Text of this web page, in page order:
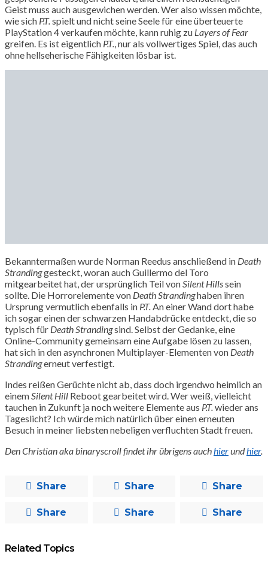
Geist muss auch ausgewichen werden. Wer also wissen möchte,
wie sich P.T. spielt und nicht seine Seele für eine überteuerte
PlayStation 4 verkaufen möchte, kann ruhig zu Layers of Fear
greifen. Es ist eigentlich P.T. , nur als vollwertiges Spiel, das auch
ohne hellseherische Fähigkeiten lösbar ist.
Bekanntermaßen wurde Norman Reedus anschließend in Death
Strandinggesteckt, woran auch Guillermo del Toro
mitgearbeitet hat, der ursprünglich Teil von Silent Hillssein
sollte. Die Horrorelemente von Death Strandinghaben ihren
Ursprung vermutlich ebenfalls in P.T. An einer Wand dort habe
ich sogar einen der schwarzen Handabdrücke entdeckt, die so
typisch für Death Strandingsind. Selbst der Gedanke, eine
Online-Community gemeinsam eine Aufgabe lösen zu lassen,
hat sich in den asynchronen Multiplayer-Elementen von Death
Strandingerneut verfestigt.
Indes reißen Gerüchte nicht ab, dass doch irgendwo heimlich an
einem Silent Hill Reboot gearbeitet wird. Wer weiß, vielleicht
tauchen in Zukunft ja noch weitere Elemente aus P.T. wieder ans
Tageslicht? Ich würde mich natürlich über einen erneuten
Besuch in meiner liebsten nebeligen verfluchten Stadt freuen.
Den Christian aka binaryscroll findet ihr übrigens auch hierundhier.
Share Share Share
Share Share Share
Related Topics